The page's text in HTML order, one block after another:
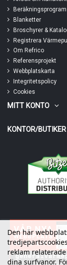
Beräkningsprogram
Blanketter
Broschyrer &
Registrera
Om Refrico
Referensprojekt
Webbplatskarta
Integritetspolicy
Cookies
MITT KONTO
KONTOR/BUTIKER
Den här
reklam
dina surfvanor.